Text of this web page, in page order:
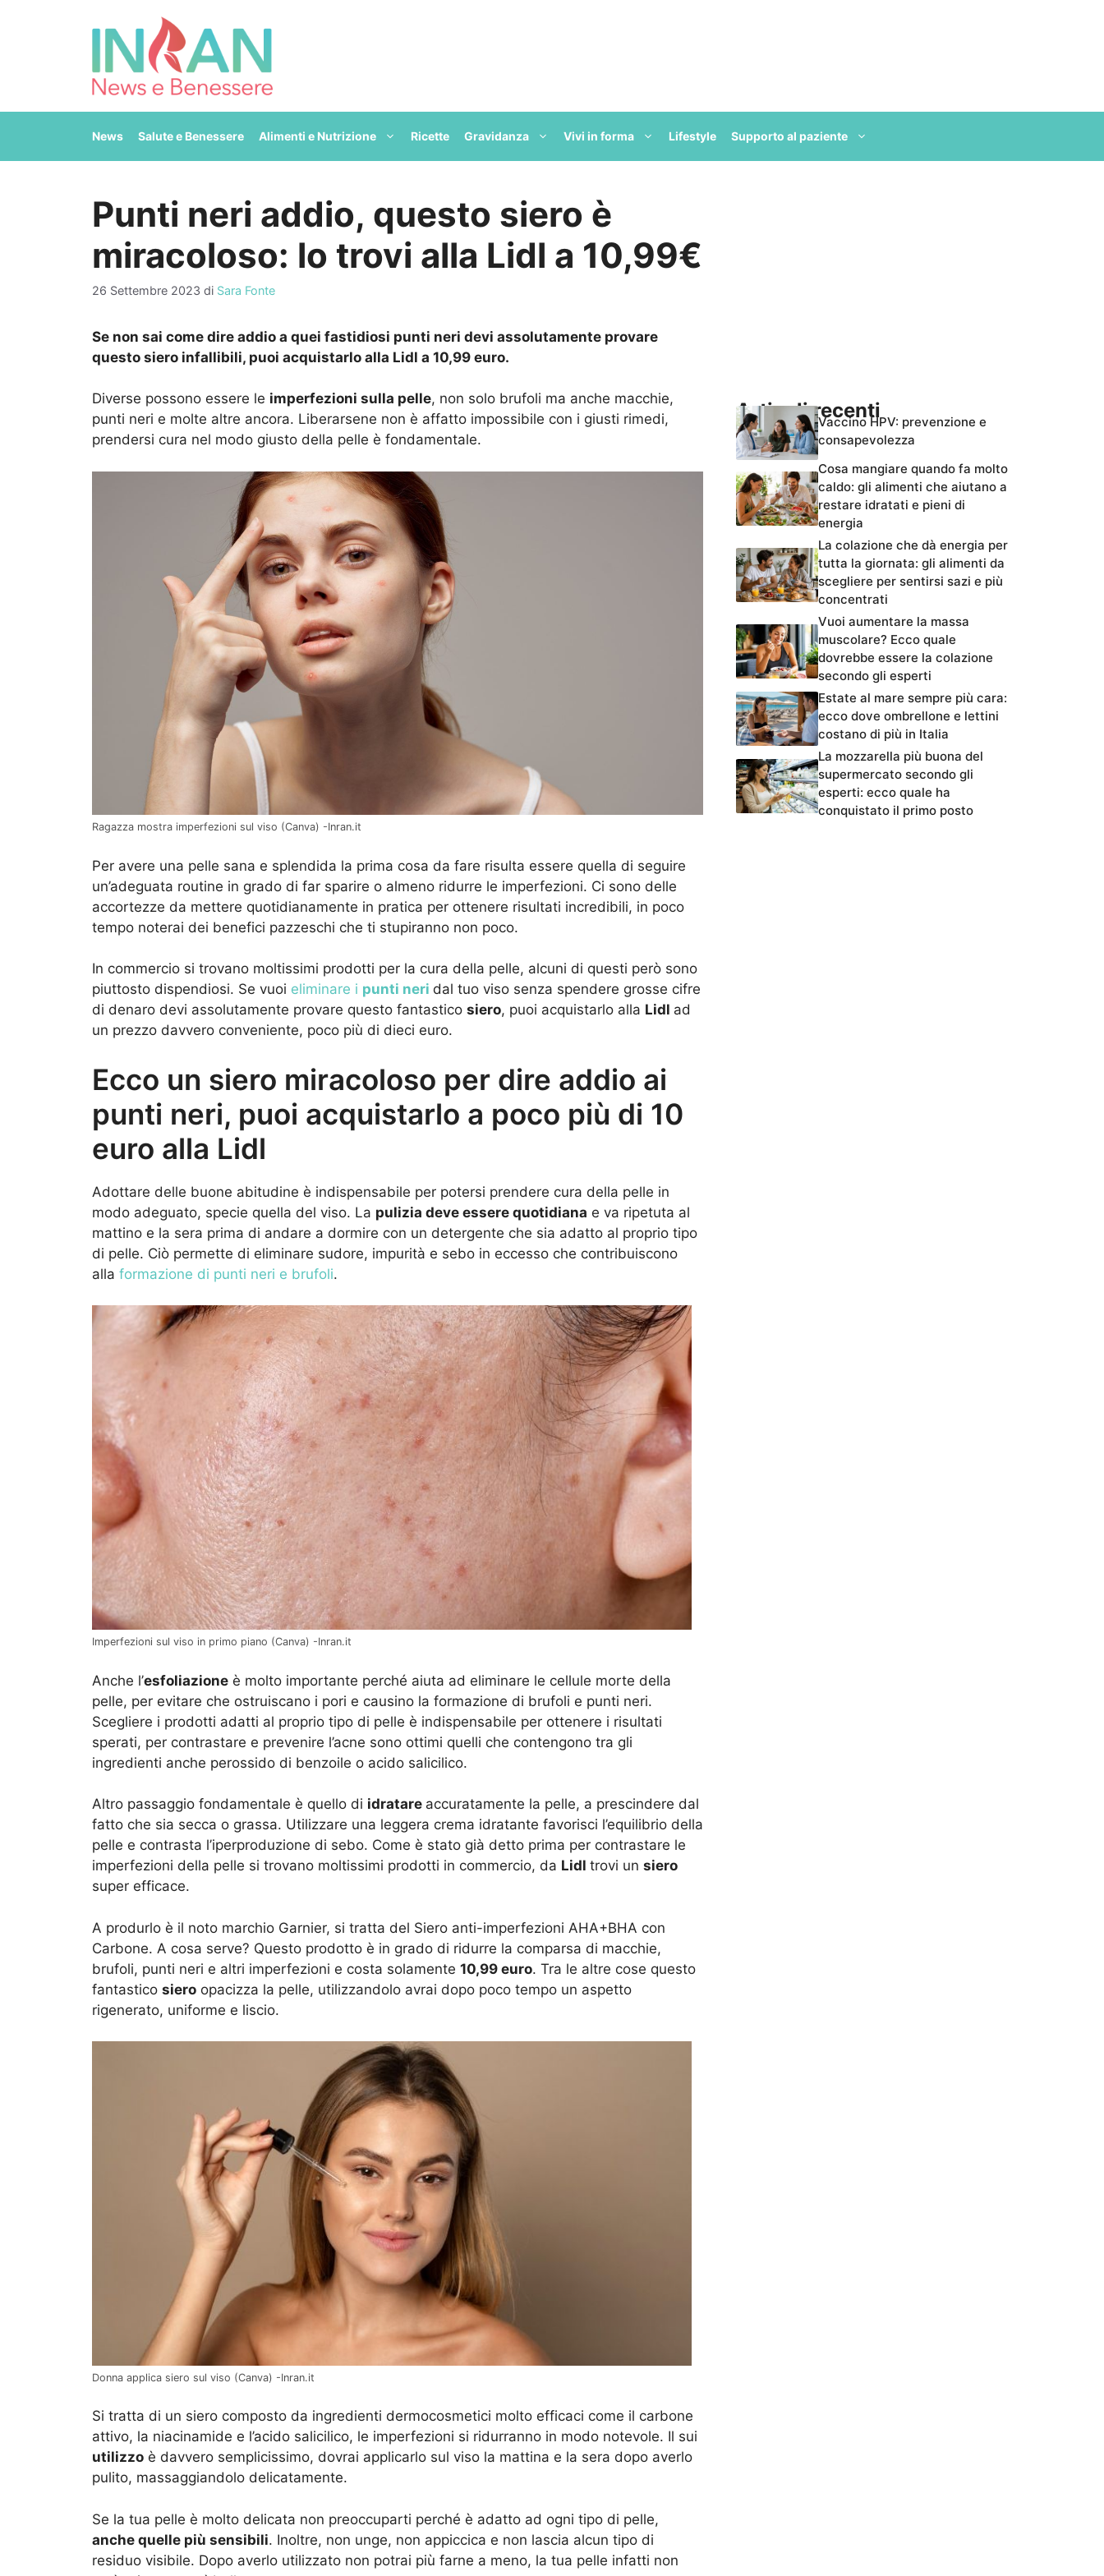
News Salute e Benessere Alimenti e Nutrizione Ricette Gravidanza Vivi in forma Lifestyle Supporto al paziente
Punti neri addio, questo siero è
miracoloso: lo trovi alla Lidl a 10,99€
26 Settembre 2023 di Sara Fonte
Se non sai come dire addio a quei fastidiosi punti neri devi assolutamente provare
questo siero infallibili, puoi acquistarlo alla Lidl a 10,99 euro.
Diverse possono essere le imperfezioni sulla pelle, non solo brufoli ma anche macchie,
punti neri e molte altre ancora. Liberarsene non è affatto impossibile con i giusti rimedi,
prendersi cura nel modo giusto della pelle è fondamentale.
Ragazza mostra imperfezioni sul viso (Canva) -Inran.it
Per avere una pelle sana e splendida la prima cosa da fare risulta essere quella di seguire
un’adeguata routine in grado di far sparire o almeno ridurre le imperfezioni. Ci sono delle
accortezze da mettere quotidianamente in pratica per ottenere risultati incredibili, in poco
tempo noterai dei benefici pazzeschi che ti stupiranno non poco.
In commercio si trovano moltissimi prodotti per la cura della pelle, alcuni di questi però sono
piuttosto dispendiosi. Se vuoi eliminare i punti neri dal tuo viso senza spendere grosse cifre
di denaro devi assolutamente provare questo fantastico siero, puoi acquistarlo alla Lidl ad
un prezzo davvero conveniente, poco più di dieci euro.
Ecco un siero miracoloso per dire addio ai
punti neri, puoi acquistarlo a poco più di 10
euro alla Lidl
Adottare delle buone abitudine è indispensabile per potersi prendere cura della pelle in
modo adeguato, specie quella del viso. La pulizia deve essere quotidiana e va ripetuta al
mattino e la sera prima di andare a dormire con un detergente che sia adatto al proprio tipo
di pelle. Ciò permette di eliminare sudore, impurità e sebo in eccesso che contribuiscono
alla formazione di punti neri e brufoli.
Imperfezioni sul viso in primo piano (Canva) -Inran.it
Anche l’esfoliazione è molto importante perché aiuta ad eliminare le cellule morte della
pelle, per evitare che ostruiscano i pori e causino la formazione di brufoli e punti neri.
Scegliere i prodotti adatti al proprio tipo di pelle è indispensabile per ottenere i risultati
sperati, per contrastare e prevenire l’acne sono ottimi quelli che contengono tra gli
ingredienti anche perossido di benzoile o acido salicilico.
Altro passaggio fondamentale è quello di idratare accuratamente la pelle, a prescindere dal
fatto che sia secca o grassa. Utilizzare una leggera crema idratante favorisci l’equilibrio della
pelle e contrasta l’iperproduzione di sebo. Come è stato già detto prima per contrastare le
imperfezioni della pelle si trovano moltissimi prodotti in commercio, da Lidl trovi un siero
super efficace.
A produrlo è il noto marchio Garnier, si tratta del Siero anti-imperfezioni AHA+BHA con
Carbone. A cosa serve? Questo prodotto è in grado di ridurre la comparsa di macchie,
brufoli, punti neri e altri imperfezioni e costa solamente 10,99 euro. Tra le altre cose questo
fantastico siero opacizza la pelle, utilizzandolo avrai dopo poco tempo un aspetto
rigenerato, uniforme e liscio.
Donna applica siero sul viso (Canva) -Inran.it
Si tratta di un siero composto da ingredienti dermocosmetici molto efficaci come il carbone
attivo, la niacinamide e l’acido salicilico, le imperfezioni si ridurranno in modo notevole. Il sui
utilizzo è davvero semplicissimo, dovrai applicarlo sul viso la mattina e la sera dopo averlo
pulito, massaggiandolo delicatamente.
Se la tua pelle è molto delicata non preoccuparti perché è adatto ad ogni tipo di pelle,
anche quelle più sensibili. Inoltre, non unge, non appiccica e non lascia alcun tipo di
residuo visibile. Dopo averlo utilizzato non potrai più farne a meno, la tua pelle infatti non
Articoli recentiVaccino HPV: prevenzione e
consapevolezza
Cosa mangiare quando fa molto
caldo: gli alimenti che aiutano a
restare idratati e pieni di
energia
La colazione che dà energia per
tutta la giornata: gli alimenti da
scegliere per sentirsi sazi e più
concentrati
Vuoi aumentare la massa
muscolare? Ecco quale
dovrebbe essere la colazione
secondo gli esperti
Estate al mare sempre più cara:
ecco dove ombrellone e lettini
costano di più in Italia
La mozzarella più buona del
supermercato secondo gli
esperti: ecco quale ha
conquistato il primo posto